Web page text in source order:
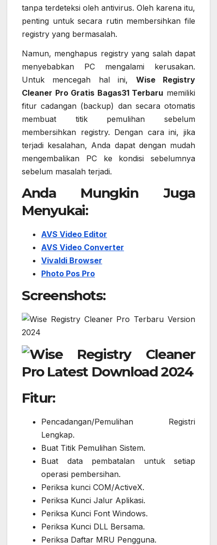
tanpa terdeteksi oleh antivirus. Oleh karena itu,
penting untuk secara rutin membersihkan file
registry yang bermasalah.
Namun, menghapus registry yang salah dapat
menyebabkan PC mengalami kerusakan.
Untuk mencegah hal ini, Wise Registry
Cleaner Pro Gratis Bagas31 Terbaru memiliki
fitur cadangan (backup) dan secara otomatis
membuat titik pemulihan sebelum
membersihkan registry. Dengan cara ini, jika
terjadi kesalahan, Anda dapat dengan mudah
mengembalikan PC ke kondisi sebelumnya
sebelum masalah terjadi.
Anda Mungkin Juga
Menyukai:
AVS Video Editor
AVS Video Converter
Vivaldi Browser
Photo Pos Pro
Screenshots:
Fitur:
Pencadangan/Pemulihan Registri
Lengkap.
Buat Titik Pemulihan Sistem.
Buat data pembatalan untuk setiap
operasi pembersihan.
Periksa kunci COM/ActiveX.
Periksa Kunci Jalur Aplikasi.
Periksa Kunci Font Windows.
Periksa Kunci DLL Bersama.
Periksa Daftar MRU Pengguna.